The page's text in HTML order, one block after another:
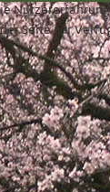
Seite zur